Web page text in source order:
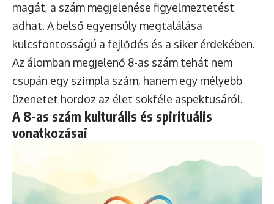
magát, a szám megjelenése figyelmeztetést
adhat. A belső egyensúly megtalálása
kulcsfontosságú a fejlődés és a siker érdekében.
Az álomban megjelenő 8-as szám tehát nem
csupán egy szimpla szám, hanem egy mélyebb
üzenetet hordoz az élet sokféle aspektusáról.
A 8-as szám kulturális és spirituális
vonatkozásai